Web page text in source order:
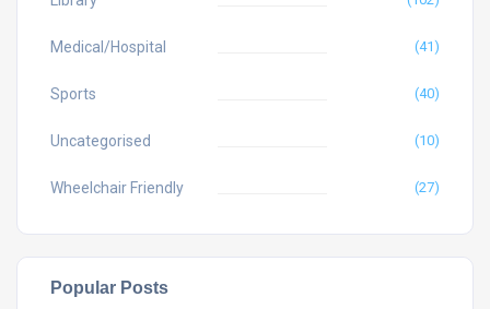
Medical/Hospital (41)
Sports (40)
Uncategorised (10)
Wheelchair Friendly (27)
Popular Posts